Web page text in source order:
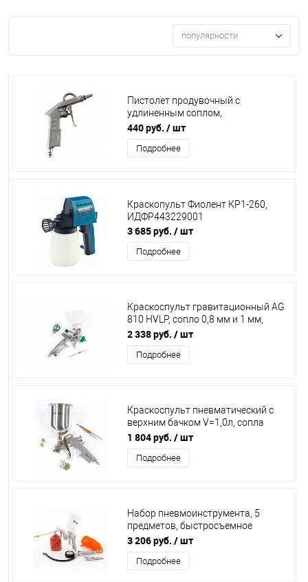
популярности
Пистолет продувочный с
удлиненным соплом,
пневматический, 135 мм, Matrix,
57332
440 руб. / шт
Подробнее
Краскопульт Фиолент КР1-260,
ИДФР443229001
3 685 руб. / шт
Подробнее
Краскоспульт гравитационный AG
810 HVLP, сопло 0,8 мм и 1 мм,
Stels, 57361
2 338 руб. / шт
Подробнее
Краскоспульт пневматический с
верхним бачком V=1,0л, сопла
диам.1.2, 1.5 и 1.8 мм, Matrix, 57315
1 804 руб. / шт
Подробнее
Набор пневмоинструмента, 5
предметов, быстросъемное
соед.,краскорасп. с верх.бачком
Matrix/ 57304 ^
3 206 руб. / шт
Подробнее